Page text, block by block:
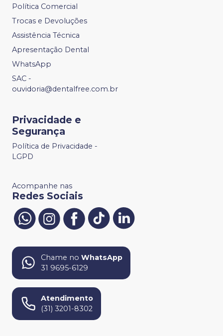
Política Comercial
Trocas e Devoluções
Assistência Técnica
Apresentação Dental
WhatsApp
SAC -
ouvidoria@dentalfree.com.br
Privacidade e
Segurança
Política de Privacidade -
LGPD
Acompanhe nas
Redes Sociais
Chame no WhatsApp
31 9695-6129
Atendimento
(31) 3201-8302